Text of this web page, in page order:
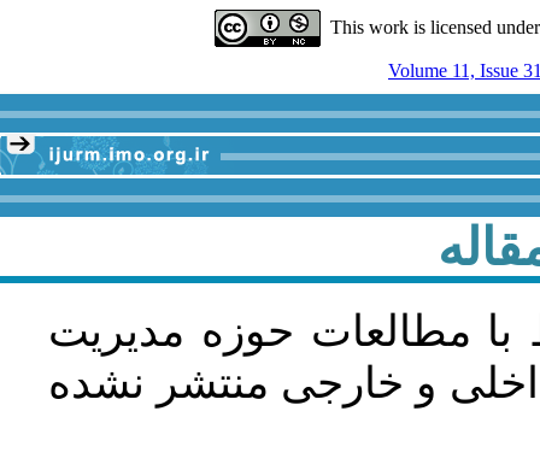
This work is licensed
Volume 11, Issue
با مطالعات حوزه مديريت
و خارجی منتشر نشده